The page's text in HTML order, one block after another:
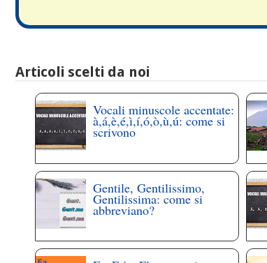
Articoli scelti da noi
Vocali minuscole accentate:
à,á,è,é,ì,í,ó,ò,ù,ú: come si
scrivono
Gentile, Gentilissimo,
Gentilissima: come si
abbreviano?